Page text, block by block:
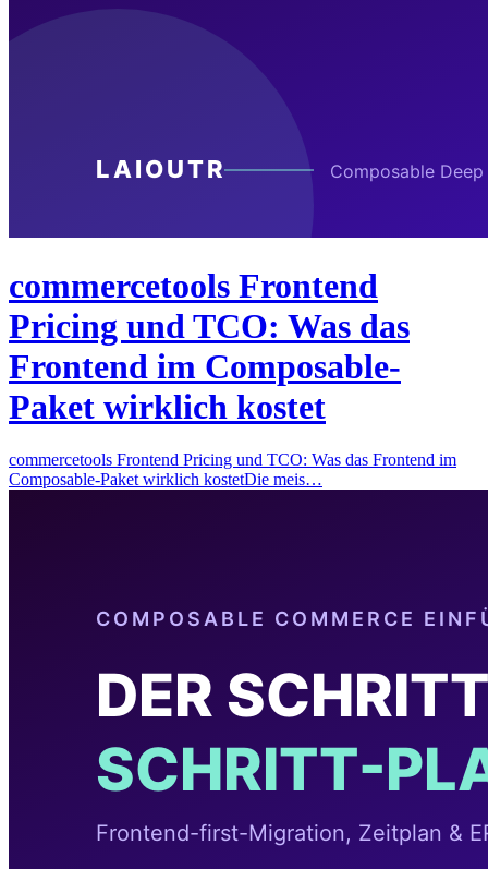
commercetools Frontend
Pricing und TCO: Was das
Frontend im Composable-
Paket wirklich kostet
commercetools Frontend Pricing und TCO: Was das Frontend im
Composable-Paket wirklich kostetDie meis…